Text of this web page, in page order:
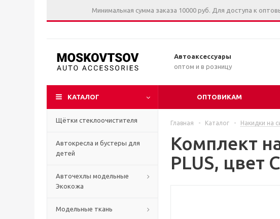
Минимальная сумма заказа 10000 руб. Для доступа к
Автоаксессуары
оптом и в розницу
КАТАЛОГ ОПТОВИКАМ
Щётки стеклоочистителя
Автокресла и бустеры для
детей
Авточехлы модельные
Экокожа
Модельные ткань
Главная - Каталог - Накидки на
Комплект
PLUS, цвет